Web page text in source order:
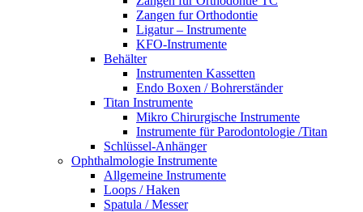
Zangen fur Orthodontie
Ligatur – Instrumente
KFO-Instrumente
Behälter
Instrumenten Kassetten
Endo Boxen / Bohrerständer
Titan Instrumente
Mikro Chirurgische Instrumente
Instrumente für Parodontologie /Titan
Schlüssel-Anhänger
Ophthalmologie Instrumente
Allgemeine Instrumente
Loops / Haken
Spatula / Messer